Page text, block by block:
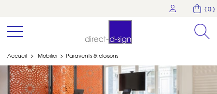
( 0 )
Accueil > Mobilier > Paravents & cloisons